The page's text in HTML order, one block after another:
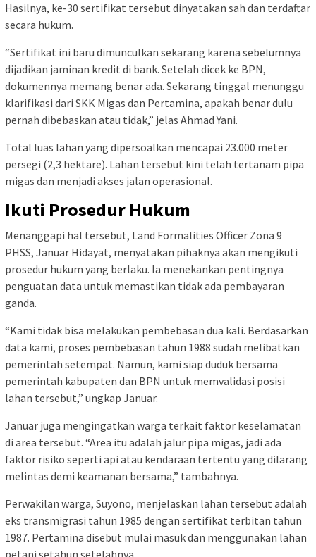
Hasilnya, ke-30 sertifikat tersebut dinyatakan sah dan terdaftar
secara hukum.
“Sertifikat ini baru dimunculkan sekarang karena sebelumnya
dijadikan jaminan kredit di bank. Setelah dicek ke BPN,
dokumennya memang benar ada. Sekarang tinggal menunggu
klarifikasi dari SKK Migas dan Pertamina, apakah benar dulu
pernah dibebaskan atau tidak,” jelas Ahmad Yani.
Total luas lahan yang dipersoalkan mencapai 23.000 meter
persegi (2,3 hektare). Lahan tersebut kini telah tertanam pipa
migas dan menjadi akses jalan operasional.
Ikuti Prosedur Hukum
Menanggapi hal tersebut, Land Formalities Officer Zona 9
PHSS, Januar Hidayat, menyatakan pihaknya akan mengikuti
prosedur hukum yang berlaku. Ia menekankan pentingnya
penguatan data untuk memastikan tidak ada pembayaran
ganda.
“Kami tidak bisa melakukan pembebasan dua kali. Berdasarkan
data kami, proses pembebasan tahun 1988 sudah melibatkan
pemerintah setempat. Namun, kami siap duduk bersama
pemerintah kabupaten dan BPN untuk memvalidasi posisi
lahan tersebut,” ungkap Januar.
Januar juga mengingatkan warga terkait faktor keselamatan
di area tersebut. “Area itu adalah jalur pipa migas, jadi ada
faktor risiko seperti api atau kendaraan tertentu yang dilarang
melintas demi keamanan bersama,” tambahnya.
Perwakilan warga, Suyono, menjelaskan lahan tersebut adalah
eks transmigrasi tahun 1985 dengan sertifikat terbitan tahun
1987. Pertamina disebut mulai masuk dan menggunakan lahan